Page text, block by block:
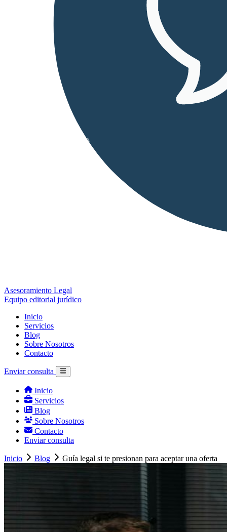
Asesoramiento Legal
Equipo editorial jurídico
Inicio
Servicios
Blog
Sobre Nosotros
Contacto
Enviar consulta
Inicio
Servicios
Blog
Sobre Nosotros
Contacto
Enviar consulta
Inicio Blog Guía legal si te presionan para aceptar una oferta